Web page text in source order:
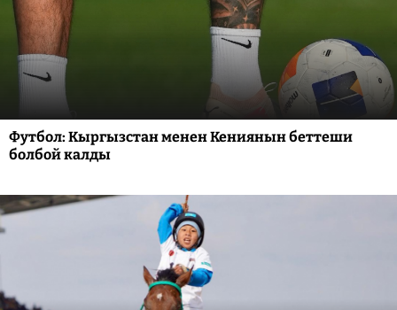
Футбол: Кыргызстан менен Кениянын беттеши
болбой калды